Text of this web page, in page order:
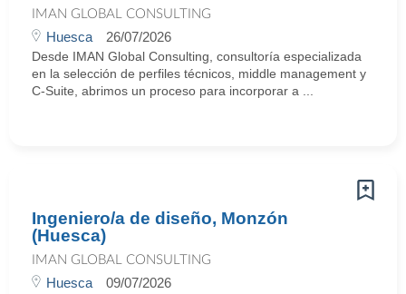
IMAN GLOBAL CONSULTING
Huesca 26/07/2026
Desde IMAN Global Consulting, consultoría especializada
en la selección de perfiles técnicos, middle management y
C-Suite, abrimos un proceso para incorporar a ...
Ingeniero/a de diseño, Monzón
(Huesca)
IMAN GLOBAL CONSULTING
Huesca 09/07/2026